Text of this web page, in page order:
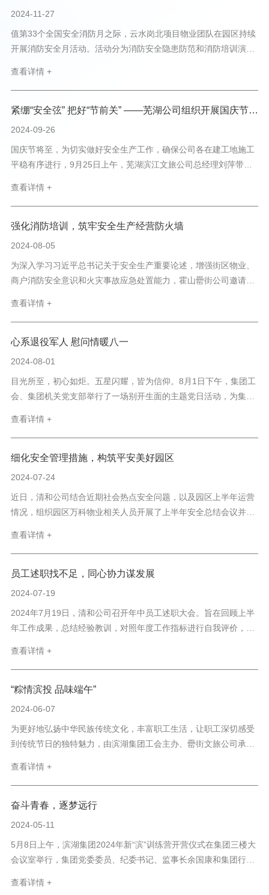
2024-11-27
值第33个全国安全消防月之际，云水岗北项目物业团队在园区持续
开展消防安全月活动。活动分为消防安全隐患防范和消防培训演练
自救防范能力。本次活动共计32名员工参与学习。25日上午，由专
业师傅对园区入驻商户及自有食堂的油烟机进行彻底清理，...
查看详情 +
紧绷“安全弦” 把好“节前关” ——芜湖公司组织开展国庆节前安全生产检查
2024-09-26
国庆节将至，为切实做好安全生产工作，确保公司各在建工地施工
平稳有序进行，9月25日上午，芜湖滨江文旅公司总经理刘萍带队
检查中，检查组先后赴长鹰、党校地块、代建道路、代建小学、
10#地块大厂房以及2#地块施工现场，对生产设备、消防设施...
查看详情 +
强化消防培训，筑牢安全生产经营防火墙
2024-08-05
为深入学习习近平总书记关于安全生产重要论述，增强街区物业、
商户消防安全意识和火灾事故应急处置能力，霍山罍街公司邀请霍
山罍街公司职工、物业项目相关负责人以及入驻商户参与培训。活
动邀请消防救援局专家开展安全知识讲座，培训内容包括消防安
全...
查看详情 +
心系退役军人 慰问情暖八一
2024-08-01
目光所至，初心如炬。五星闪耀，皆为信仰。8月1日下午，集团工
会、集团机关党支部举行了一场别开生面的主题党日活动，为集团
军人发放大米、豆油、牛奶等慰问品，并送上了节日问候，叮嘱他
们要照顾好身体，继续发扬军队...
查看详情 +
细化安全管理措施，构筑平安美好园区
2024-07-24
近日，清和公司结合近期社会热点安全问题，以及园区上半年运营
情况，组织园区万科物业相关人员开展了上半年安全总结会议并部
书。会议中，物业分管负责人强调安全监督工作要常抓不懈，细化
并有效落实公司安全管理责任制，规范安全操作规程。与会物业主
要...
查看详情 +
员工述职找不足，同心协力谋发展
2024-07-19
2024年7月19日，清和公司召开年中员工述职大会。旨在回顾上半
年工作成果，总结经验教训，对照年度工作指标进行自我评价，查
首先听取各部门负责人的述职汇报，并进行深入交流，明确关键工
作节点，重点分析当前问题，探讨解决问题的方式、方法。...
查看详情 +
“粽情滨投 品味端午”
2024-06-07
为更好地弘扬中华民族传统文化，丰富职工生活，让职工深切感受
到传统节日的独特魅力，由滨湖集团工会主办、罍街文旅公司承办
自集团各分子公司共十组队伍参加。 6月6日下午活动现场，十组队
伍在轻松愉快的环境中角逐，在包粽子环节，每组成员...
查看详情 +
奋斗青春，逐梦远行
2024-05-11
5月8日上午，滨湖集团2024年新“滨”训练营开营仪式在集团三楼大
会议室举行，集团党委委员、纪委书记、监事长余国康和集团行政
28位新“滨”学员参加了培训。开班仪式上，余国康同志作动员讲...
查看详情 +